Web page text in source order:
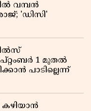
വമ്പൻ
'ഡിസി'
1 മുതൽ
പാടില്ലെന്ന്